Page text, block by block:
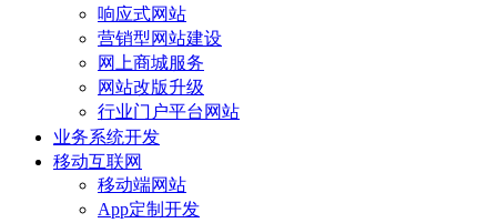
响应式网站
营销型网站建设
网上商城服务
网站改版升级
行业门户平台网站
业务系统开发
移动互联网
移动端网站
App定制开发